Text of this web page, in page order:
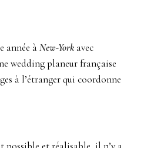
année àNew-York avec
wedding planeur française
à l’étranger qui coordonne